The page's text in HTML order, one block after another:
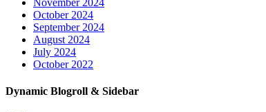
November 2024
October 2024
September 2024
August 2024
July 2024
October 2022
Dynamic Blogroll & Sidebar